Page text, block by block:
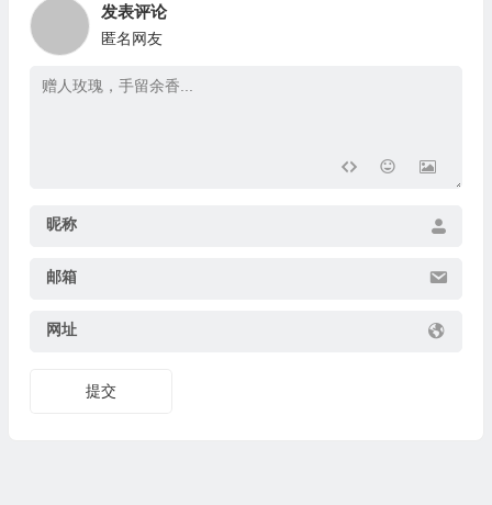
发表评论
匿名网友
昵称
邮箱
网址
提交